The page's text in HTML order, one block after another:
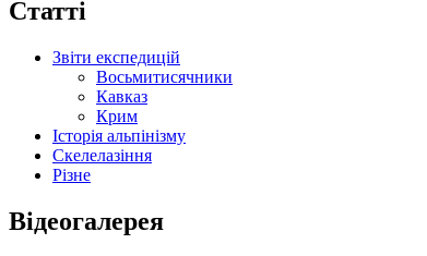
Статті
Звіти експедицій
Восьмитисячники
Кавказ
Крим
Історія альпінізму
Скелелазіння
Різне
Відеогалерея